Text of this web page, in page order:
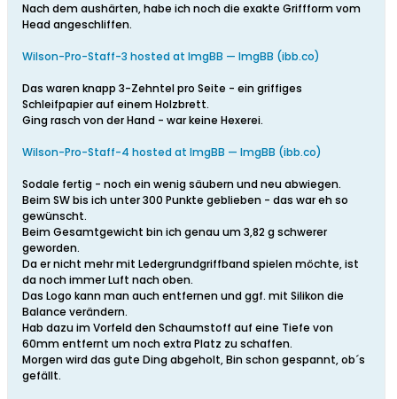
Nach dem aushärten, habe ich noch die exakte Griffform vom
Head angeschliffen.
Wilson-Pro-Staff-3 hosted at ImgBB — ImgBB (ibb.co)
Das waren knapp 3-Zehntel pro Seite - ein griffiges
Schleifpapier auf einem Holzbrett.
Ging rasch von der Hand - war keine Hexerei.
Wilson-Pro-Staff-4 hosted at ImgBB — ImgBB (ibb.co)
Sodale fertig - noch ein wenig säubern und neu abwiegen.
Beim SW bis ich unter 300 Punkte geblieben - das war eh so
gewünscht.
Beim Gesamtgewicht bin ich genau um 3,82 g schwerer
geworden.
Da er nicht mehr mit Ledergrundgriffband spielen möchte, ist
da noch immer Luft nach oben.
Das Logo kann man auch entfernen und ggf. mit Silikon die
Balance verändern.
Hab dazu im Vorfeld den Schaumstoff auf eine Tiefe von
60mm entfernt um noch extra Platz zu schaffen.
Morgen wird das gute Ding abgeholt, Bin schon gespannt, ob´s
gefällt.